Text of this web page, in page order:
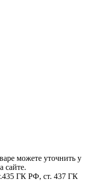
можете уточнить у
сайте.
ГК РФ, cт. 437 ГК